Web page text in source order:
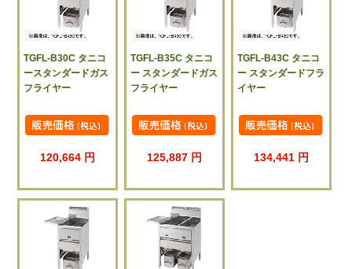
TGFL-B30C タニコ
ースタンダードガス
フライヤー
120,664 円
TGFL-B35C タニコ
ー スタンダードガス
フライヤー
125,887 円
TGFL-B43C タニコ
ー スタンダードフラ
イヤー
134,441 円